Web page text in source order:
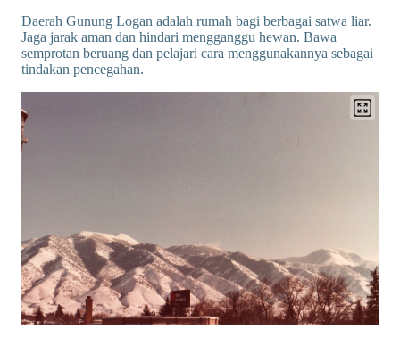
Daerah Gunung Logan adalah rumah bagi berbagai satwa liar.
Jaga jarak aman dan hindari mengganggu hewan. Bawa
semprotan beruang dan pelajari cara menggunakannya sebagai
tindakan pencegahan.